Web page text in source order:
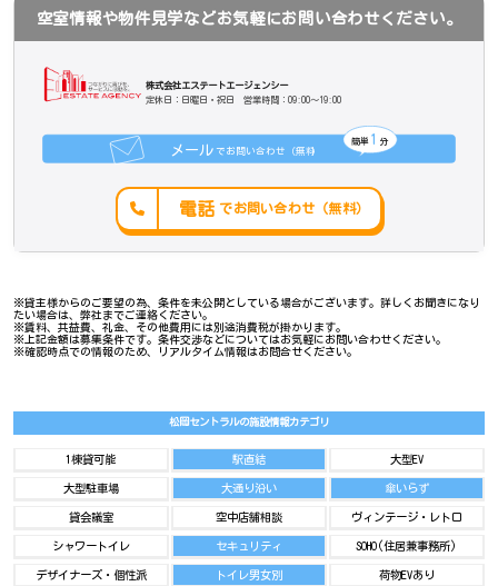
空室情報や物件見学などお気軽にお問い合わせください。
株式会社エステートエージェンシー
定休日：日曜日・祝日 営業時間：09:00～19:00
でお問い合わせ（無料）
メール
簡単 分
1
電話 でお問い合わせ（無料）
※貸主様からのご要望の為、条件を未公開としている場合がございます。詳しくお聞きになり
たい場合は、弊社までご連絡ください。
※賃料、共益費、礼金、その他費用には別途消費税が掛かります。
※上記金額は募集条件です。条件交渉などについてはお気軽にお問い合わせください。
※確認時点での情報のため、リアルタイム情報はお問合せください。
松岡セントラルの施設情報カテゴリ
1棟貸可能 駅直結 大型EV
大型駐車場 大通り沿い 傘いらず
貸会議室 空中店舗相談 ヴィンテージ・レトロ
シャワートイレ セキュリティ SOHO(住居兼事務所)
デザイナーズ・個性派 トイレ男女別 荷物EVあり